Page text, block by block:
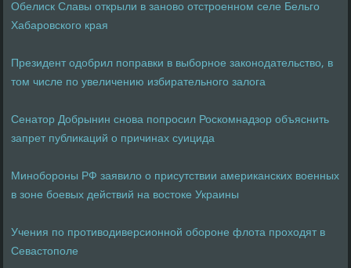
Обелиск Славы открыли в заново отстроенном селе Бельго
Хабаровского края
Президент одобрил поправки в выборное законодательство, в
том числе по увеличению избирательного залога
Сенатор Добрынин снова попросил Роскомнадзор объяснить
запрет публикаций о причинах суицида
Минобороны РФ заявило о присутствии американских военных
в зоне боевых действий на востоке Украины
Учения по противодиверсионной обороне флота проходят в
Севастополе